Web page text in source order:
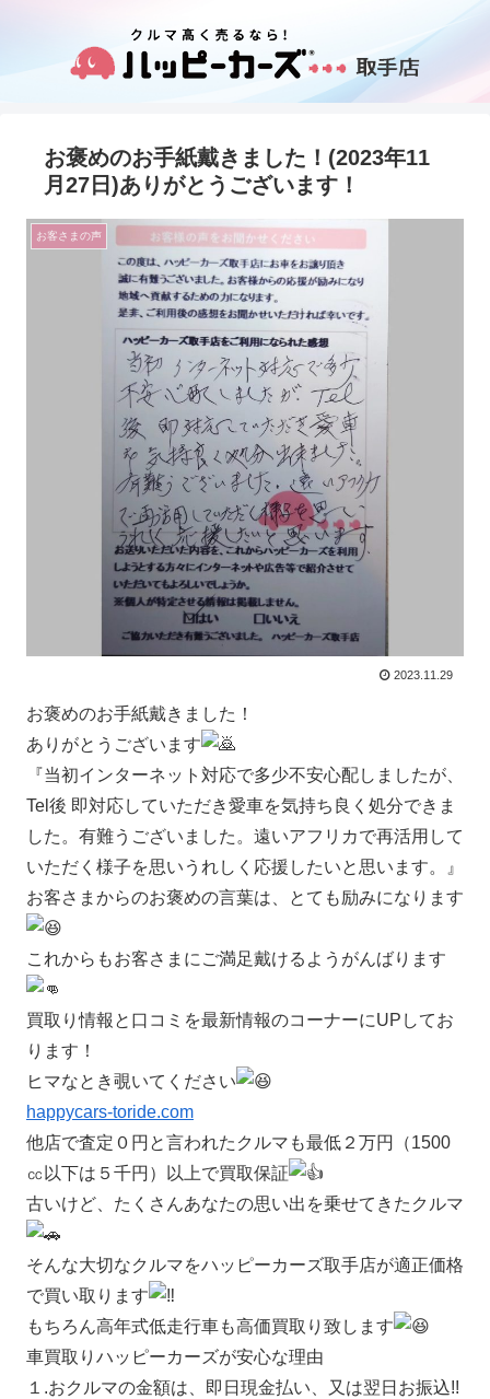
お褒めのお手紙戴きました！(2023年11
月27日)ありがとうございます！
お客さまの声
2023.11.29
お褒めのお手紙戴きました！
ありがとうございます
『当初インターネット対応で多少不安心配しましたが、
Tel後 即対応していただき愛車を気持ち良く処分できま
した。有難うございました。遠いアフリカで再活用して
いただく様子を思いうれしく応援したいと思います。』
お客さまからのお褒めの言葉は、とても励みになります
これからもお客さまにご満足戴けるようがんばります
買取り情報と口コミを最新情報のコーナーにUPしてお
ります！
ヒマなとき覗いてください
happycars-toride.com
他店で査定０円と言われたクルマも最低２万円（1500
㏄以下は５千円）以上で買取保証
古いけど、たくさんあなたの思い出を乗せてきたクルマ
そんな大切なクルマをハッピーカーズ取手店が適正価格
で買い取ります
もちろん高年式低走行車も高価買取り致します
車買取りハッピーカーズが安心な理由
１.おクルマの金額は、即日現金払い、又は翌日お振込!!